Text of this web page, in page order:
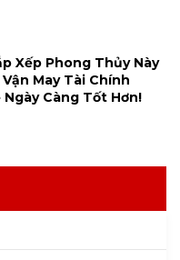
Xếp Phong Thủy Này
May Tài Chính
Ngày Càng Tốt Hơn!